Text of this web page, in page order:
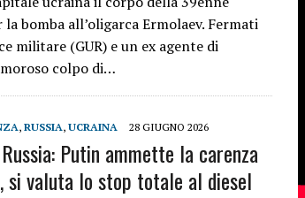
bomba all’oligarca Ermolaev. Fermati
militare (GUR) e un ex agente di
colpo di…
, RUSSIA, UCRAINA 28 GIUGNO 2026
Putin ammette la carenza
valuta lo stop totale al diesel